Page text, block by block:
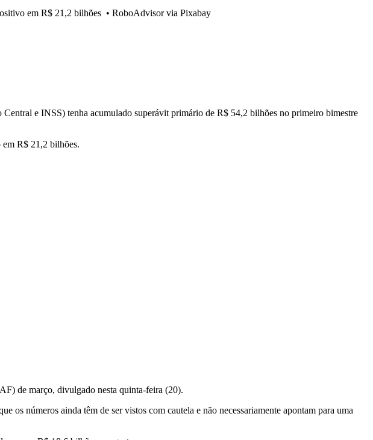
em R$ 21,2 bilhões • RoboAdvisor via Pixabay
e INSS) tenha acumulado superávit primário de R$ 54,2 bilhões no primeiro bimestre
R$ 21,2 bilhões.
de março, divulgado nesta quinta-feira (20).
os números ainda têm de ser vistos com cautela e não necessariamente apontam para uma